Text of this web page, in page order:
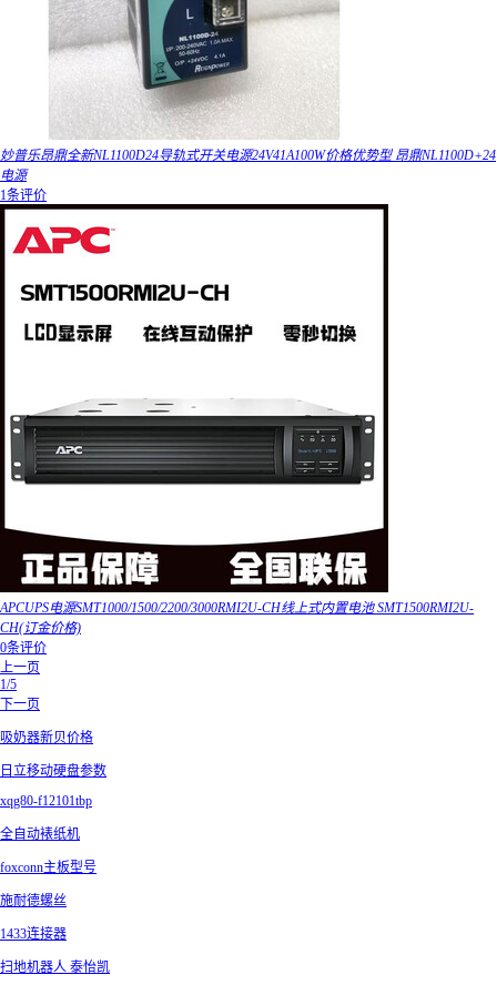
妙普乐昂鼎全新NL1100D24导轨式开关电源24V41A100W价格优势型 昂鼎NL1100D+24
电源
1条评价
APCUPS电源SMT1000/1500/2200/3000RMI2U-CH线上式内置电池 SMT1500RMI2U-
CH(订金价格)
0条评价
上一页
1/5
下一页
吸奶器新贝价格
日立移动硬盘参数
xqg80-f12101tbp
全自动裱纸机
foxconn主板型号
施耐德螺丝
1433连接器
扫地机器人 泰怡凯